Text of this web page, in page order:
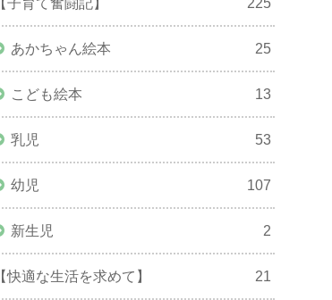
あかちゃん絵本 25
こども絵本 13
乳児 53
幼児 107
新生児 2
【快適な生活を求めて】 21